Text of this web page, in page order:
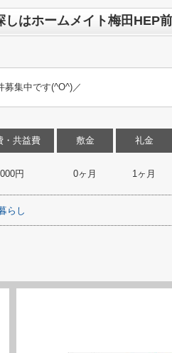
はホームメイト梅田HEP
集中です(^O^)／
・共益費
円
敷金
0ヶ月
礼金
1ヶ月
らし